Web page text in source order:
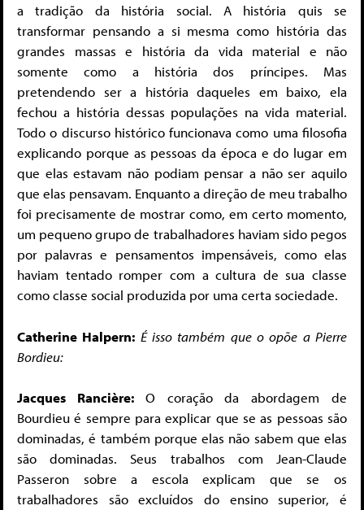
a tradição da história social. A história quis se
transformar pensando a si mesma como história das
grandes massas e história da vida material e não
somente como a história dos príncipes. Mas
pretendendo ser a história daqueles em baixo, ela
fechou a história dessas populações na vida material.
Todo o discurso histórico funcionava como uma filosofia
explicando porque as pessoas da época e do lugar em
que elas estavam não podiam pensar a não ser aquilo
que elas pensavam. Enquanto a direção de meu trabalho
foi precisamente de mostrar como, em certo momento,
um pequeno grupo de trabalhadores haviam sido pegos
por palavras e pensamentos impensáveis, como elas
haviam tentado romper com a cultura de sua classe
como classe social produzida por uma certa sociedade.
Catherine Halpern: É isso também que o opõe a Pierre
Bordieu:
Jacques Rancière: O coração da abordagem de
Bourdieu é sempre para explicar que se as pessoas são
dominadas, é também porque elas não sabem que elas
são dominadas. Seus trabalhos com Jean-Claude
Passeron sobre a escola explicam que se os
trabalhadores são excluídos do ensino superior, é